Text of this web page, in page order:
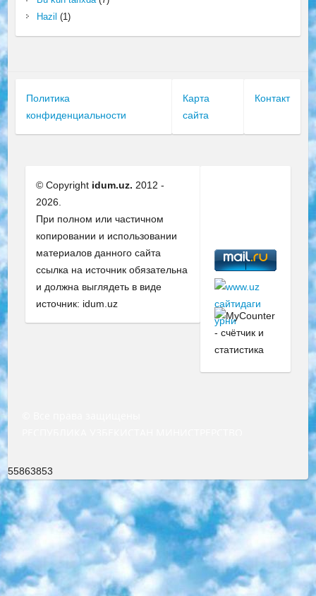
Hazil (1)
Политика
конфиденциальности
Карта
сайта
Контакт
© Copyright idum.uz. 2012 -
2026.
При полном или частичном
копировании и использовании
материалов данного сайта
ссылка на источник обязательна
и должна выглядеть в виде
источник: idum.uz
55863853